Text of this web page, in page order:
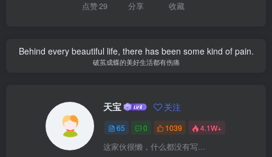
点赞29 分享 收藏
Behind every beautiful life, there has been some kind of pain.
破茧成蝶的美好生活都有伤痛
天宝 关注
65 0 1039 4.1W+
这家伙很懒，什么都没有写...